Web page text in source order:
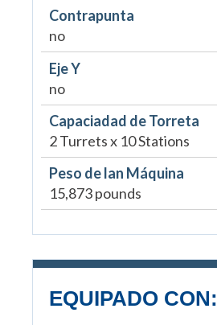
Contrapunta
no
Eje Y
no
Capaciadad de Torreta
2 Turrets x 10 Stations
Peso de lan Máquina
15,873 pounds
EQUIPADO CON: